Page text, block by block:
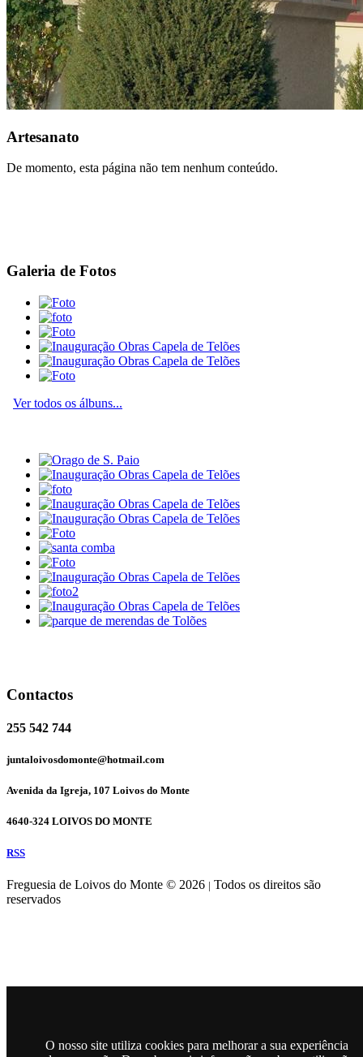
O nosso site utiliza cookies para melhorar a sua experiência
Artesanato
De momento, esta página não tem nenhum conteúdo.
Galeria de Fotos
Ver todos os álbuns...
Contactos
255 542 744
juntaloivosdomonte@hotmail.com
Avenida da Igreja, 107 Loivos do Monte
4640-324 LOIVOS DO MONTE
RSS
Freguesia de Loivos do Monte © 2026 | Todos os direitos são
reservados